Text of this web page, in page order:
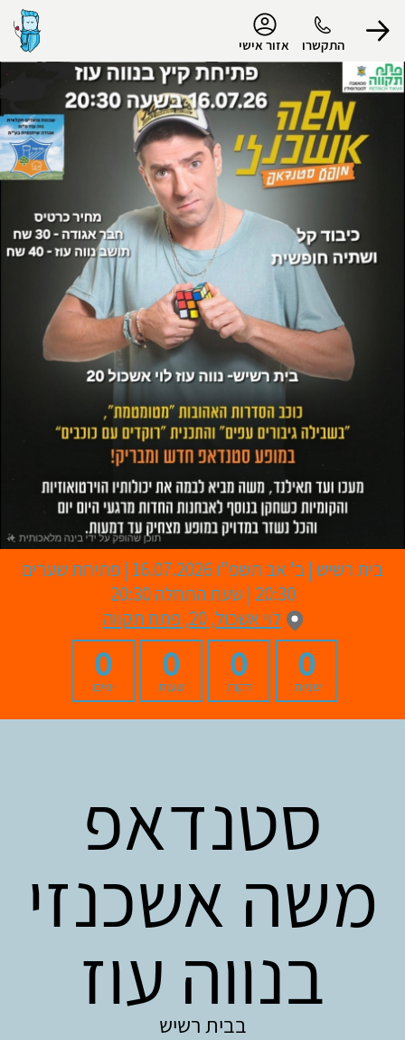
התקשרו אזור אישי
הפרופיל שלי
התנתק
בית רשיש | ב' אב תשפ"ו
16.07.2026 | פתיחת שערים
20:30 | שעת התחלה 20:30
לוי אשכול, 20, פתח תקווה
0
שניות
0
דקות
0
שעות
0
ימים
סטנדאפ
משה אשכנזי
בנווה עוז
בבית רשיש